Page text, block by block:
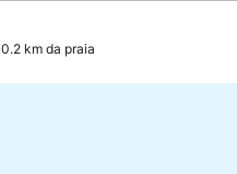
km da praia